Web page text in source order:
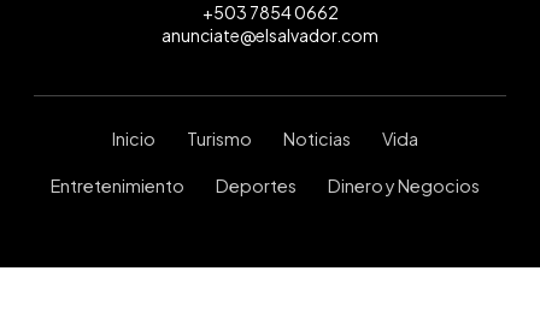
+503 7854 0662
anunciate@elsalvador.com
Inicio Turismo Noticias Vida
Entretenimiento Deportes Dinero y Negocios